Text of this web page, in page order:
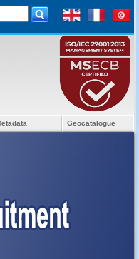
Geocatalogue